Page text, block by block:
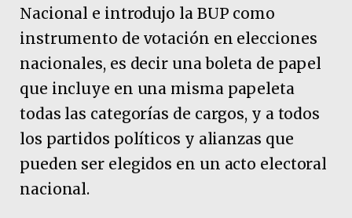
Nacional e introdujo la BUP como
instrumento de votación en elecciones
nacionales, es decir una boleta de papel
que incluye en una misma papeleta
todas las categorías de cargos, y a todos
los partidos políticos y alianzas que
pueden ser elegidos en un acto electoral
nacional.